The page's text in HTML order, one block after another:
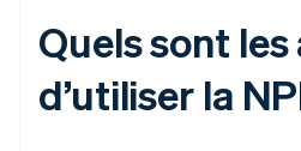
Quels sont
d’utiliser la